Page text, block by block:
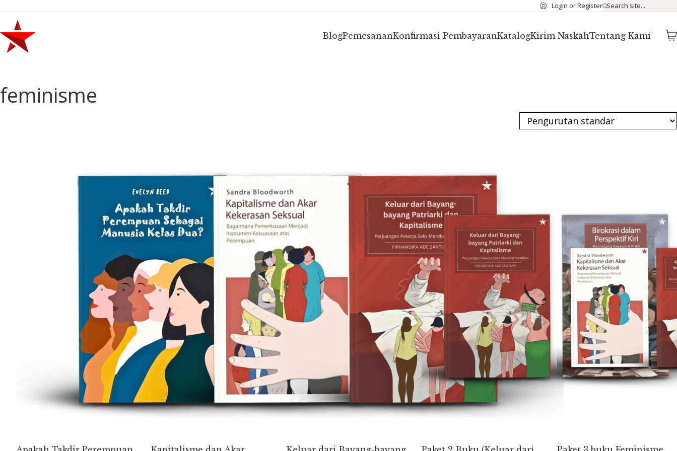
Login or Register Search site...
BlogPemesananKonfirmasi PembayaranKatalogKirim NaskahTentang Kami
feminisme